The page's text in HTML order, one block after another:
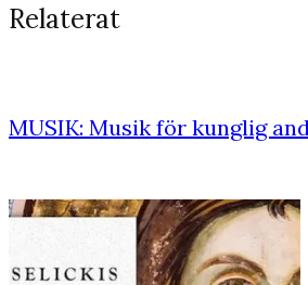
Relaterat
MUSIK: Musik för kunglig